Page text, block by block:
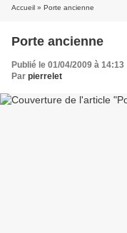
Accueil » Porte ancienne
Porte ancienne
Publié le 01/04/2009 à 14:13
Par pierrelet